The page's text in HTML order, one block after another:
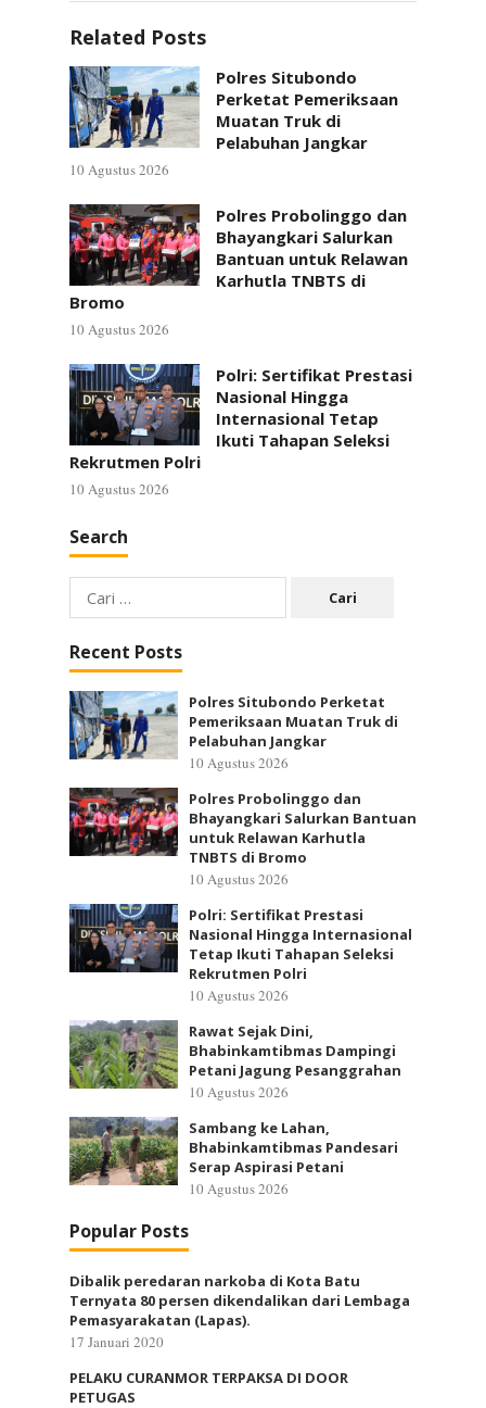
Related Posts
Polres Situbondo
Perketat Pemeriksaan
Muatan Truk di
Pelabuhan Jangkar
10 Agustus 2026
Polres Probolinggo dan
Bhayangkari Salurkan
Bantuan untuk Relawan
Karhutla TNBTS di
Bromo
10 Agustus 2026
Polri: Sertifikat Prestasi
Nasional Hingga
Internasional Tetap
Ikuti Tahapan Seleksi
Rekrutmen Polri
10 Agustus 2026
Search
Cari
untuk:
Recent Posts
Polres Situbondo Perketat
Pemeriksaan Muatan Truk di
Pelabuhan Jangkar
10 Agustus 2026
Polres Probolinggo dan
Bhayangkari Salurkan Bantuan
untuk Relawan Karhutla
TNBTS di Bromo
10 Agustus 2026
Polri: Sertifikat Prestasi
Nasional Hingga Internasional
Tetap Ikuti Tahapan Seleksi
Rekrutmen Polri
10 Agustus 2026
Rawat Sejak Dini,
Bhabinkamtibmas Dampingi
Petani Jagung Pesanggrahan
10 Agustus 2026
Sambang ke Lahan,
Bhabinkamtibmas Pandesari
Serap Aspirasi Petani
10 Agustus 2026
Popular Posts
Dibalik peredaran narkoba di Kota Batu
Ternyata 80 persen dikendalikan dari Lembaga
Pemasyarakatan (Lapas).
17 Januari 2020
PELAKU CURANMOR TERPAKSA DI DOOR
PETUGAS